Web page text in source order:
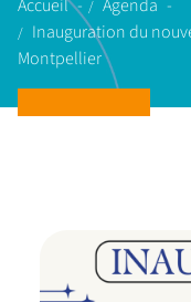
Accueil
Agenda
Inauguration du
Montpellier